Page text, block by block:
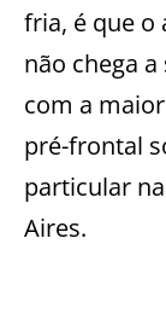
fria, é que o
não chega
com a
pré-frontal
particular
Aires.